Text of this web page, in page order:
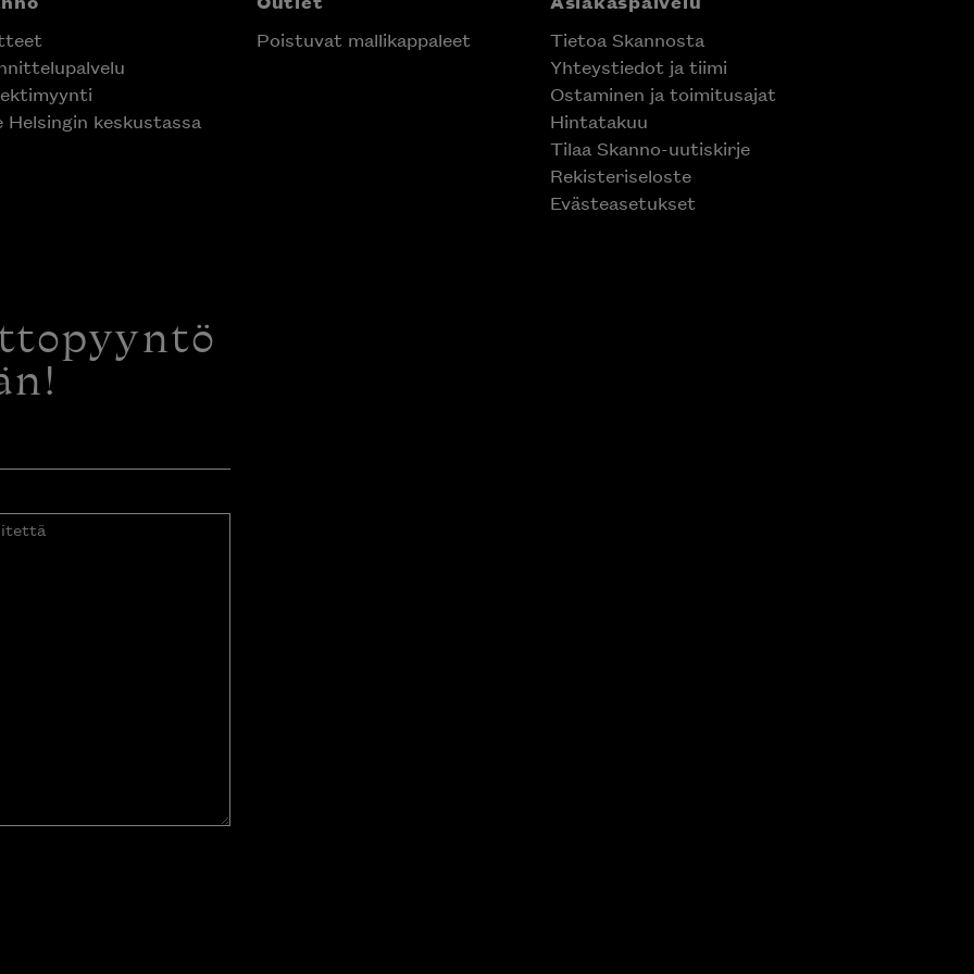
Helsingin keskustassa
Poistuvat mallikappaleet
Tietoa Skannosta
Yhteystiedot ja tiimi
Ostaminen ja toimitusajat
Hintatakuu
Tilaa Skanno-uutiskirje
Rekisteriseloste
Evästeasetukset